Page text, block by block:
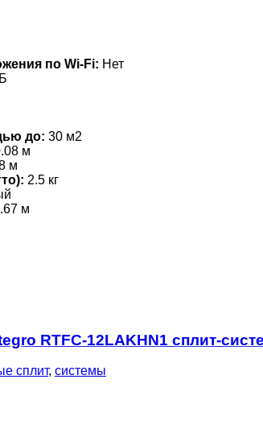
по Wi-Fi: Нет
до: 30 м2
м
м
2.5 кг
м
RTFC-12LAKHN1 сплит-
сплит, системы